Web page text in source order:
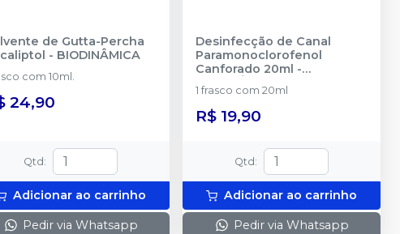
de Gutta-Percha
- BIODINÂMICA
com 10ml.
24,90
Qtd :
Adicionar ao carrinho
Pedir via Whatsapp
Desinfecção de Canal
Paramonoclorofenol
Canforado 20ml -
BIODINÂMICA
1 frasco com 20ml
R$ 19,90
Qtd :
Adicionar ao carrinho
Pedir via Whatsapp